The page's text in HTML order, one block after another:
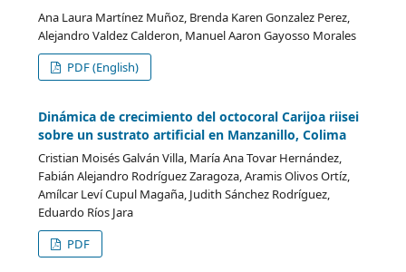
Ana Laura Martínez Muñoz, Brenda Karen Gonzalez Perez,
Alejandro Valdez Calderon, Manuel Aaron Gayosso Morales
PDF (English)
Dinámica de crecimiento del octocoral Carijoa riisei
sobre un sustrato artificial en Manzanillo, Colima
Cristian Moisés Galván Villa, María Ana Tovar Hernández,
Fabián Alejandro Rodríguez Zaragoza, Aramis Olivos Ortíz,
Amílcar Leví Cupul Magaña, Judith Sánchez Rodríguez,
Eduardo Ríos Jara
PDF